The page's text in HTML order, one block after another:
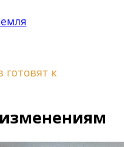
готовят к
изменениям